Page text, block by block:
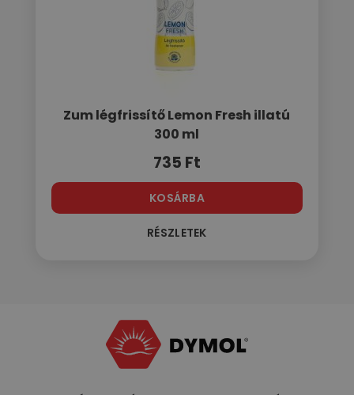
Zum légfrissítő Lemon Fresh illatú
300 ml
735 Ft
KOSÁRBA
RÉSZLETEK